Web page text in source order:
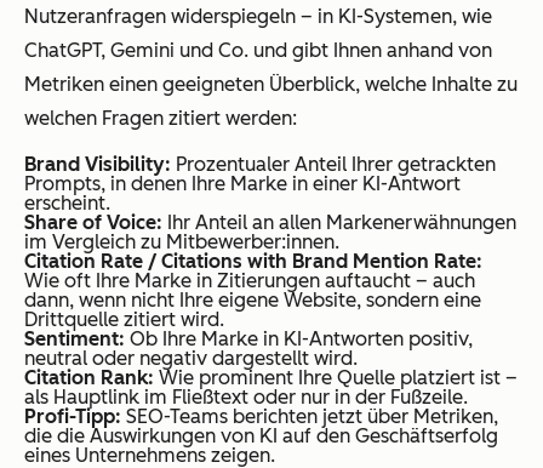
Nutzeranfragen widerspiegeln – in KI-Systemen, wie
ChatGPT, Gemini und Co. und gibt Ihnen anhand von
Metriken einen geeigneten Überblick, welche Inhalte zu
welchen Fragen zitiert werden:
Brand Visibility: Prozentualer Anteil Ihrer getrackten
Prompts, in denen Ihre Marke in einer KI-Antwort
erscheint.
Share of Voice: Ihr Anteil an allen Markenerwähnungen
im Vergleich zu Mitbewerber:innen.
Citation Rate / Citations with Brand Mention Rate:
Wie oft Ihre Marke in Zitierungen auftaucht – auch
dann, wenn nicht Ihre eigene Website, sondern eine
Drittquelle zitiert wird.
Sentiment: Ob Ihre Marke in KI-Antworten positiv,
neutral oder negativ dargestellt wird.
Citation Rank: Wie prominent Ihre Quelle platziert ist –
als Hauptlink im Fließtext oder nur in der Fußzeile.
Profi-Tipp: SEO-Teams berichten jetzt über Metriken,
die die Auswirkungen von KI auf den Geschäftserfolg
eines Unternehmens zeigen.